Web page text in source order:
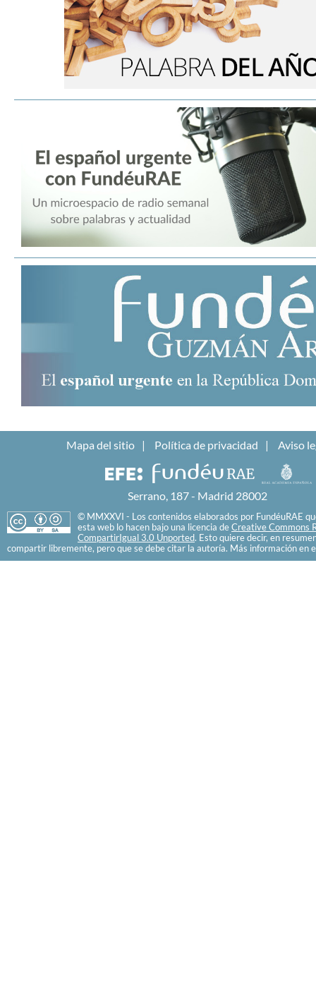
Mapa del sitio Política de privacidad Aviso
Serrano, 187 - Madrid 28002
© MMXXVI - Los contenidos elaborados por FundéuRAE
esta web lo hacen bajo una licencia de Creative Commons
CompartirIgual 3.0 Unported. Esto quiere decir, en
compartir libremente, pero que se debe citar la autoría. Más información en